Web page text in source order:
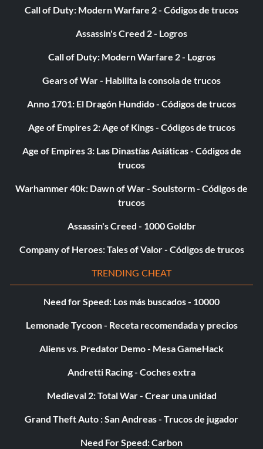
Bienvenido a Niza Massena - Has llegado a Niza Massena -
Bienvenido a San Martín - Ha llegado a San Martín - 20
créditos - 40
Yes We Can - Tú y tus amigos completáis juntos 25
acrobacias de Bucket List - 30
You Are Playground Games - Has completado 100 juegos
Call of Duty: Modern Warfare 2 - Códigos de trucos
Assassin's Creed 2 - Logros
Call of Duty: Modern Warfare 2 - Logros
Gears of War - Habilita la consola de trucos
Anno 1701: El Dragón Hundido - Códigos de trucos
Age of Empires 2: Age of Kings - Códigos de trucos
Age of Empires 3: Las Dinastías Asiáticas - Códigos de
trucos
Warhammer 40k: Dawn of War - Soulstorm - Códigos de
trucos
Assassin's Creed - 1000 Goldbr
Company of Heroes: Tales of Valor - Códigos de trucos
TRENDING CHEAT
Need for Speed: Los más buscados - 10000
Lemonade Tycoon - Receta recomendada y precios
Aliens vs. Predator Demo - Mesa GameHack
Andretti Racing - Coches extra
Medieval 2: Total War - Crear una unidad
Grand Theft Auto : San Andreas - Trucos de jugador
Need For Speed: Carbon